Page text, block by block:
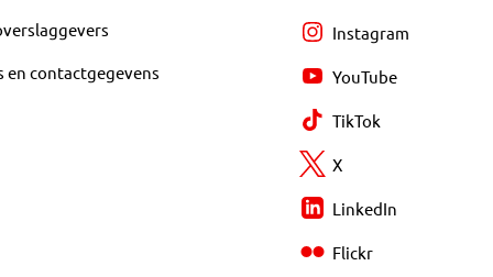
en contactgegevens
Instagram
YouTube
TikTok
X
LinkedIn
Flickr